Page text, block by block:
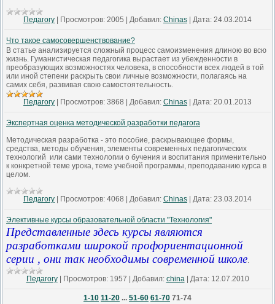
Педагогу Просмотров: 2005 Добавил: Chinas Дата: 24.03.2014
Что такое самосовершенствование?
В статье анализируется сложный процесс самоизменения длиною во всю
жизнь. Гуманистическая педагогика вырастает из убежденности в
преобразующих возможностях человека, в способности всех людей в той
или иной степени раскрыть свои личные возможности, полагаясь на
самих себя, развивая свою самостоятельность.
Педагогу
Просмотров: 3868 Добавил: Chinas Дата: 20.01.2013
Экспертная оценка методической разработки педагога
Методическая разработка - это пособие, раскрывающее формы,
средства, методы обучения, элементы современных педагогических
технологий или сами технологии о бучения и воспитания применительно
к конкретной теме урока, теме учебной программы, преподаванию курса в
целом.
Педагогу Просмотров: 4068 Добавил: Chinas Дата: 23.03.2014
Элективные курсы образовательной области "Технология"
Представленные здесь курсы являются
разработками широкой профориентационной
серии , они так необходимы современной школе.
Педагогу| Просмотров: 1957 Добавил: china| Дата: 12.07.2010
1-10 11-20 ... 51-60 61-70 71-74